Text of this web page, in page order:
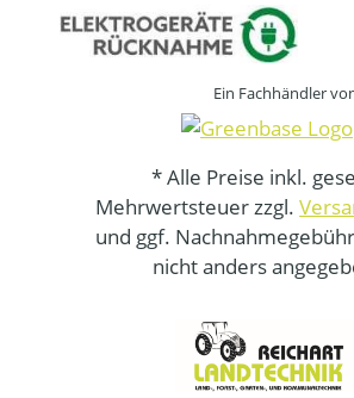
Ein Fachhändler
* Alle Preise inkl.
Mehrwertsteuer zzgl.
und ggf.
nicht anders